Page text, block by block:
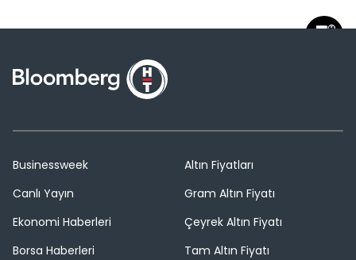
Businessweek
Canlı Yayın
Ekonomi Haberleri
Borsa Haberleri
Altın Fiyatları
Gram Altın Fiyatı
Çeyrek Altın Fiyatı
Tam Altın Fiyatı